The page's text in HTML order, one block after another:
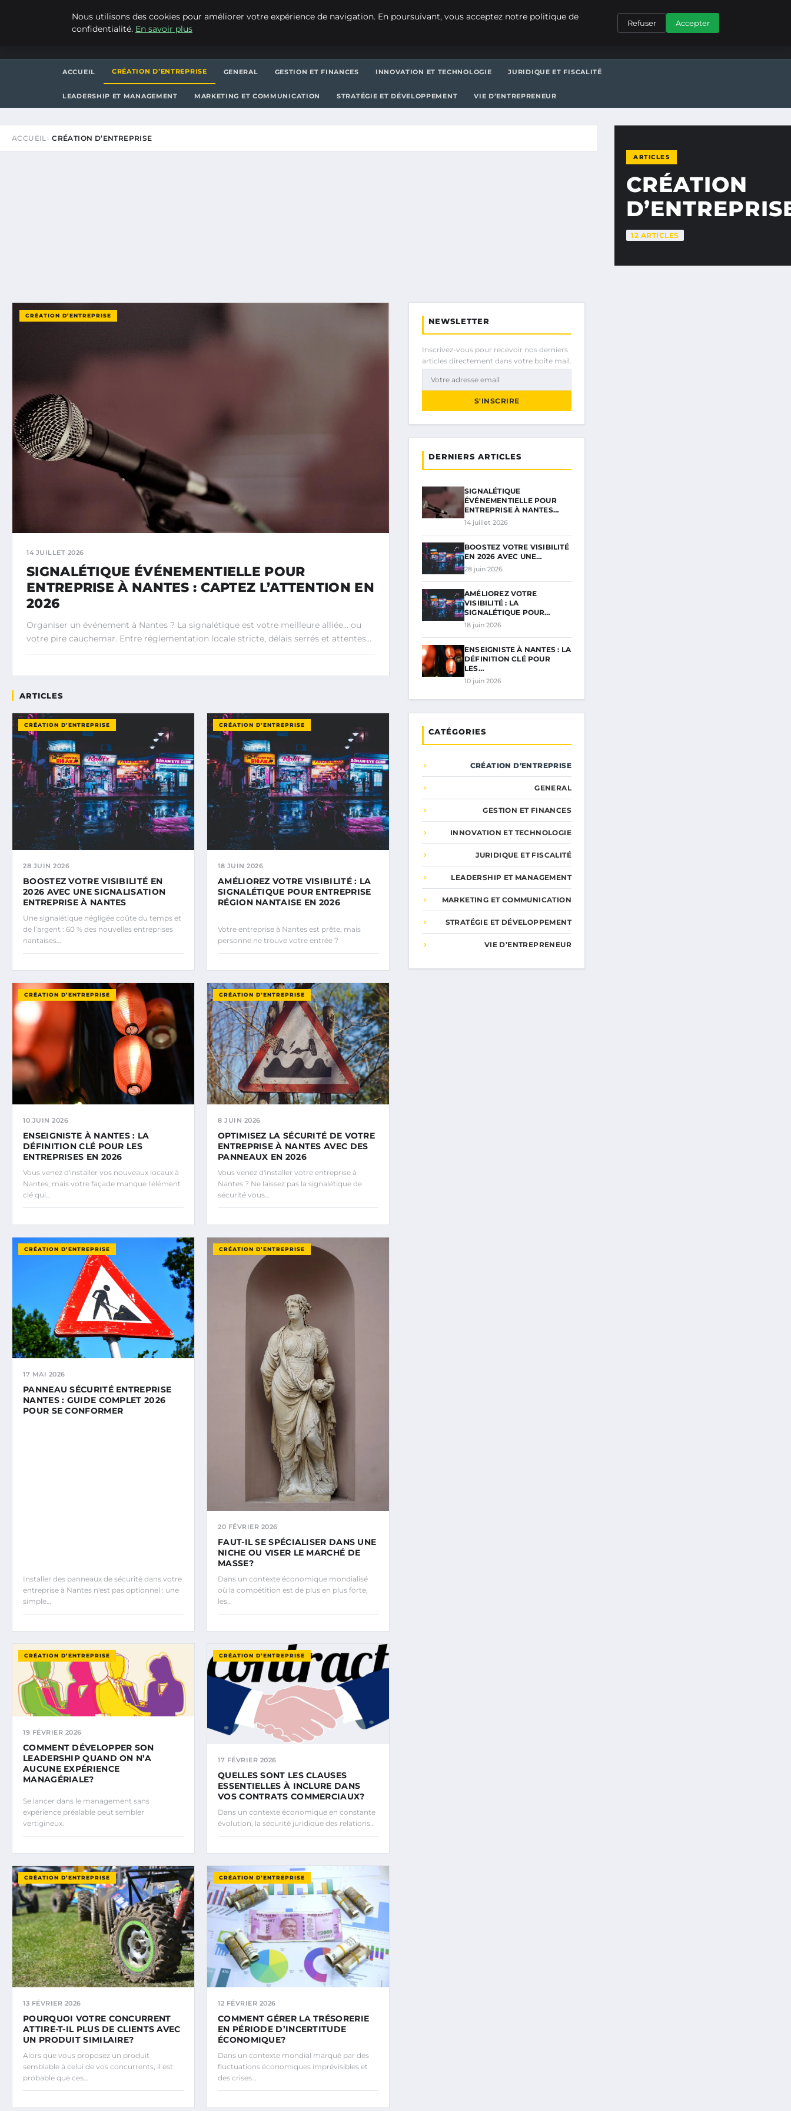
ACCUEIL CRÉATION D’ENTREPRISE GENERAL GESTION ET FINANCES INNOVATION ET TECHNOLOGIE JURIDIQUE ET FISCALITÉ
LEADERSHIP ET MANAGEMENT MARKETING ET COMMUNICATION STRATÉGIE ET DÉVELOPPEMENT VIE D’ENTREPRENEUR
ACCUEIL CRÉATION D’ENTREPRISE
ARTICLES
CRÉATION
12 ARTICLES
CRÉATION D’ENTREPRISE
14 JUILLET 2026
SIGNALÉTIQUE ÉVÉNEMENTIELLE POUR
ENTREPRISE À NANTES : CAPTEZ L’ATTENTION EN
2026
Organiser un événement à Nantes ? La signalétique est votre meilleure alliée… ou
votre pire cauchemar. Entre réglementation locale stricte, délais serrés et attentes…
ARTICLES
CRÉATION D’ENTREPRISE
28 JUIN 2026
BOOSTEZ VOTRE VISIBILITÉ EN
2026 AVEC UNE SIGNALISATION
ENTREPRISE À NANTES
Une signalétique négligée coûte du temps et
de l’argent : 60 % des nouvelles entreprises
nantaises…
CRÉATION D’ENTREPRISE
18 JUIN 2026
AMÉLIOREZ VOTRE VISIBILITÉ : LA
SIGNALÉTIQUE POUR ENTREPRISE
RÉGION NANTAISE EN 2026
Votre entreprise à Nantes est prête, mais
personne ne trouve votre entrée ?
CRÉATION D’ENTREPRISE
10 JUIN 2026
ENSEIGNISTE À NANTES : LA
DÉFINITION CLÉ POUR LES
ENTREPRISES EN 2026
Vous venez d'installer vos nouveaux locaux à
Nantes, mais votre façade manque l'élément
clé qui…
CRÉATION D’ENTREPRISE
8 JUIN 2026
OPTIMISEZ LA SÉCURITÉ DE VOTRE
ENTREPRISE À NANTES AVEC DES
PANNEAUX EN 2026
Vous venez d'installer votre entreprise à
Nantes ? Ne laissez pas la signalétique de
sécurité vous…
CRÉATION D’ENTREPRISE
17 MAI 2026
PANNEAU SÉCURITÉ ENTREPRISE
NANTES : GUIDE COMPLET 2026
POUR SE CONFORMER
Installer des panneaux de sécurité dans votre
entreprise à Nantes n'est pas optionnel : une
simple…
CRÉATION D’ENTREPRISE
20 FÉVRIER 2026
FAUT-IL SE SPÉCIALISER DANS UNE
NICHE OU VISER LE MARCHÉ DE
MASSE?
Dans un contexte économique mondialisé
où la compétition est de plus en plus forte,
les…
CRÉATION D’ENTREPRISE
19 FÉVRIER 2026
COMMENT DÉVELOPPER SON
LEADERSHIP QUAND ON N’A
AUCUNE EXPÉRIENCE
MANAGÉRIALE?
Se lancer dans le management sans
expérience préalable peut sembler
vertigineux.
CRÉATION D’ENTREPRISE
17 FÉVRIER 2026
QUELLES SONT LES CLAUSES
ESSENTIELLES À INCLURE DANS
VOS CONTRATS COMMERCIAUX?
Dans un contexte économique en constante
évolution, la sécurité juridique des relations…
CRÉATION D’ENTREPRISE
13 FÉVRIER 2026
POURQUOI VOTRE CONCURRENT
ATTIRE-T-IL PLUS DE CLIENTS AVEC
UN PRODUIT SIMILAIRE?
Alors que vous proposez un produit
semblable à celui de vos concurrents, il est
probable que ces…
CRÉATION D’ENTREPRISE
12 FÉVRIER 2026
COMMENT GÉRER LA TRÉSORERIE
EN PÉRIODE D’INCERTITUDE
ÉCONOMIQUE?
Dans un contexte mondial marqué par des
fluctuations économiques imprévisibles et
des crises…
NEWSLETTER
Inscrivez-vous pour recevoir nos derniers
articles directement dans votre boîte mail.
S'INSCRIRE
DERNIERS ARTICLES
SIGNALÉTIQUE
ÉVÉNEMENTIELLE POUR
ENTREPRISE À NANTES…
14 juillet 2026
BOOSTEZ VOTRE VISIBILITÉ
EN 2026 AVEC UNE…
28 juin 2026
AMÉLIOREZ VOTRE
VISIBILITÉ : LA
SIGNALÉTIQUE POUR…
18 juin 2026
ENSEIGNISTE À NANTES : LA
DÉFINITION CLÉ POUR
LES…
10 juin 2026
CATÉGORIES
CRÉATION D’ENTREPRISE
GENERAL
GESTION ET FINANCES
INNOVATION ET TECHNOLOGIE
JURIDIQUE ET FISCALITÉ
LEADERSHIP ET MANAGEMENT
MARKETING ET COMMUNICATION
STRATÉGIE ET DÉVELOPPEMENT
VIE D’ENTREPRENEUR
Nous utilisons des cookies pour améliorer votre expérience de navigation. En poursuivant, vous acceptez notre politique de
confidentialité. En savoir plus
Refuser Accepter